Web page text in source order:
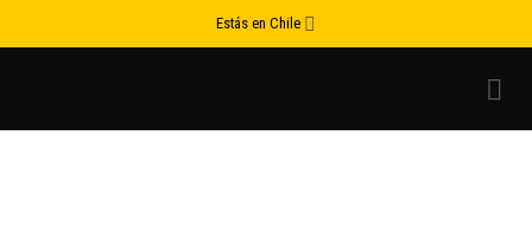
to
Estás en Chile